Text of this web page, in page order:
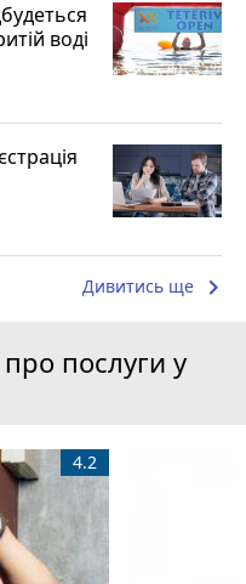
воді
Дивитись ще keyboard_arrow_right
послуги у
4.2